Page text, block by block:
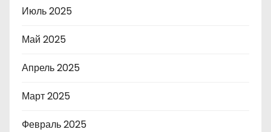
Июль 2025
Май 2025
Апрель 2025
Март 2025
Февраль 2025